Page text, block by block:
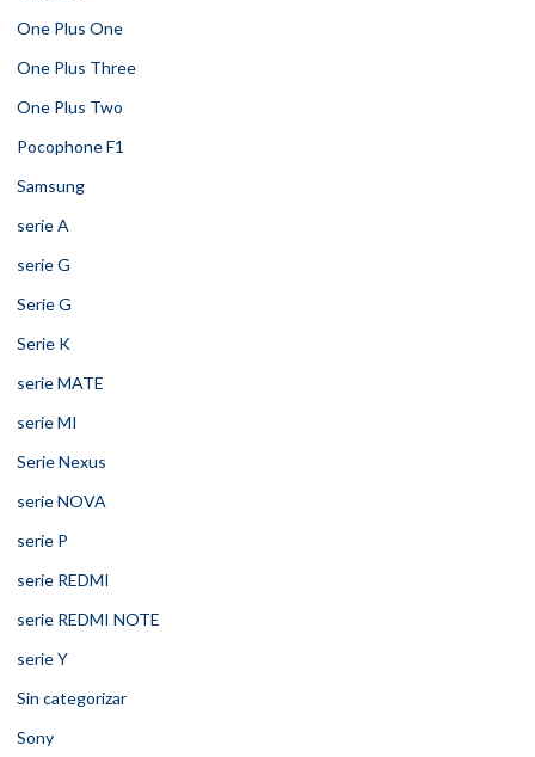
One Plus One
One Plus Three
One Plus Two
Pocophone F1
Samsung
serie A
serie G
Serie G
Serie K
serie MATE
serie MI
Serie Nexus
serie NOVA
serie P
serie REDMI
serie REDMI NOTE
serie Y
Sin categorizar
Sony